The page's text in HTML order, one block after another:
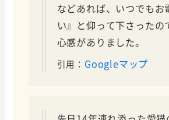
などあれば、いつでもお
い』と仰って下さったの
心感がありました。
引用： Googleマップ